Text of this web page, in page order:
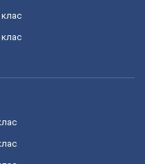
клас
клас